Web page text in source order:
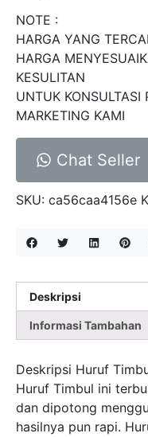
NOTE :
HARGA YANG
HARGA
KESULITAN
UNTUK KONSULTASI
MARKETING KAMI
Chat Seller
SKU: ca56caa4156e
Deskripsi
Informasi Tambahan
Deskripsi Huruf
Huruf Timbul ini
dan dipotong
hasilnya pun rapi.